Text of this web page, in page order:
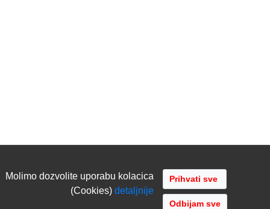
Molimo dozvolite uporabu kolacica
(Cookies)detaljnije
Odbijam sve